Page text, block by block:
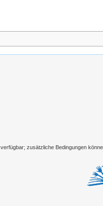
verfügbar; zusätzliche Bedingungen